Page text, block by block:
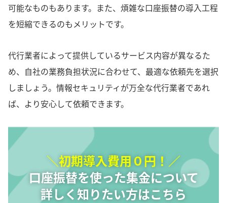
可能なものもあります。また、煩雑な口座振替の導入工程
を短縮できるのもメリットです。
代行業者によって提供しているサービス内容が異なるた
め、自社の業務負担状況に合わせて、最適な依頼先を選択
しましょう。情報セキュリティが万全な代行業者であれ
ば、より安心して依頼できます。
＼初期導入費用０円！／
口座振替を使った集金について
詳しく知りたい方はこちら